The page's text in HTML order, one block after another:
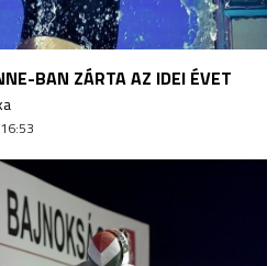
BAN ZÁRTA AZ IDEI ÉVET